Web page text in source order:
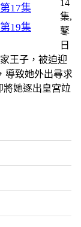
17集
19集
14
集,
鼕
日
王子，被迫迎
導致她外出尋求
將她逐出皇宮竝